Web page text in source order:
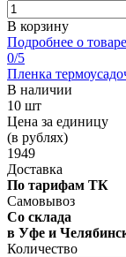
В корзину
Подробнее о товаре
0/5
Пленка
В наличии
10 шт
Цена за единицу
(в рублях)
1949
Доставка
По тарифам ТК
Самовывоз
Со склада
в Уфе и
Количество